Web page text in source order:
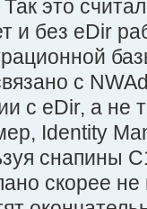
это
и без eDir
с
с eDir, а не
Identity
снапины
скорее не